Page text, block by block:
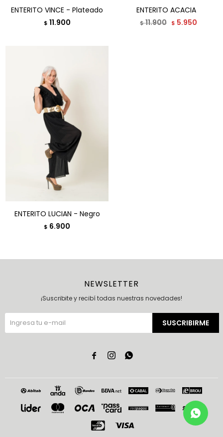
ENTERITO VINCE - Plateado
$ 11.900
ENTERITO ACACIA
$11.900 $ 5.950
ENTERITO LUCIAN - Negro
$ 6.900
NEWSLETTER
¡Suscribite y recibí todas nuestras novedades!
SUSCRIBIRME
  